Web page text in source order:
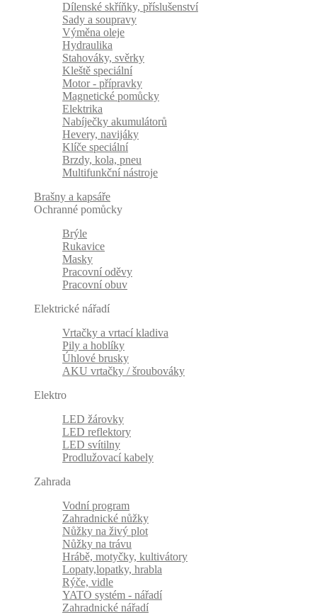
Dílenské skříňky, příslušenství
Sady a soupravy
Výměna oleje
Hydraulika
Stahováky, svěrky
Kleště speciální
Motor - přípravky
Magnetické pomůcky
Elektrika
Nabíječky akumulátorů
Hevery, navijáky
Klíče speciální
Brzdy, kola, pneu
Multifunkční nástroje
Brašny a kapsáře
Ochranné pomůcky
Brýle
Rukavice
Masky
Pracovní oděvy
Pracovní obuv
Elektrické nářadí
Vrtačky a vrtací kladiva
Pily a hoblíky
Úhlové brusky
AKU vrtačky / šroubováky
Elektro
LED žárovky
LED reflektory
LED svítilny
Prodlužovací kabely
Zahrada
Vodní program
Zahradnické nůžky
Nůžky na živý plot
Nůžky na trávu
Hrábě, motyčky, kultivátory
Lopaty,lopatky, hrabla
Rýče, vidle
YATO systém - nářadí
Zahradnické nářadí